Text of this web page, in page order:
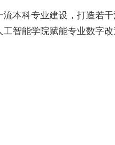
本科专业建设，打造若
智能学院赋能专业数字